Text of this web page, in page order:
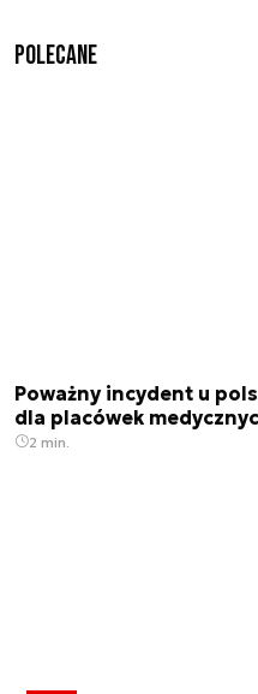
Polecane
Poważny incydent u
dla placówek
2 min.